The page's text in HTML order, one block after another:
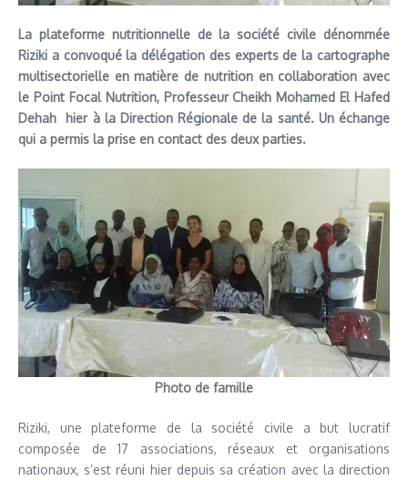
La plateforme nutritionnelle de la société civile dénommée
Riziki a convoqué la délégation des experts de la cartographe
multisectorielle en matière de nutrition en collaboration avec
le Point Focal Nutrition, Professeur Cheikh Mohamed El Hafed
Dehah hier à la Direction Régionale de la santé. Un échange
qui a permis la prise en contact des deux parties.
Photo de famille
Riziki, une plateforme de la société civile a but lucratif
composée de 17 associations, réseaux et organisations
nationaux, s’est réuni hier depuis sa création avec la direction